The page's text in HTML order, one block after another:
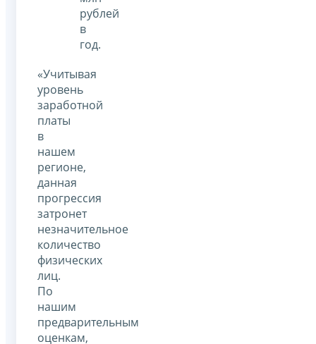
рублей
в
год.
«Учитывая
уровень
заработной
платы
в
нашем
регионе,
данная
прогрессия
затронет
незначительное
количество
физических
лиц.
По
нашим
предварительным
оценкам,